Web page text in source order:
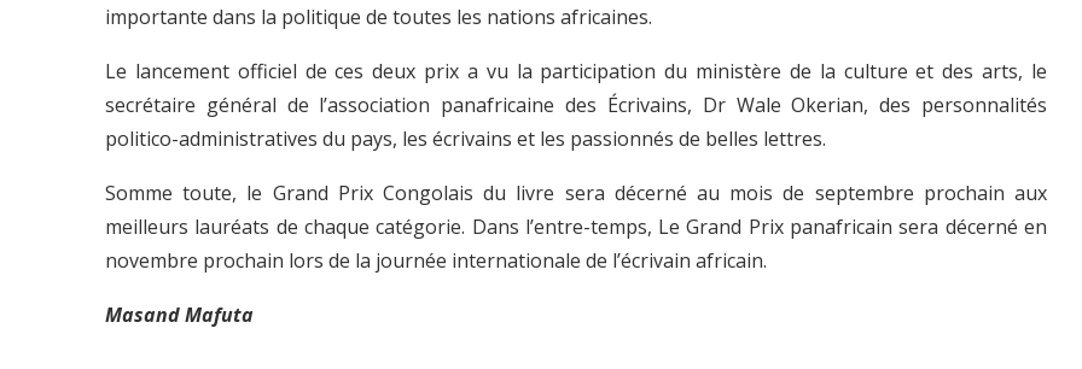
importante dans la politique de toutes les nations africaines.
Le lancement officiel de ces deux prix a vu la participation du ministère de la culture et des arts, le
secrétaire général de l’association panafricaine des Écrivains, Dr Wale Okerian, des personnalités
politico-administratives du pays, les écrivains et les passionnés de belles lettres.
Somme toute, le Grand Prix Congolais du livre sera décerné au mois de septembre prochain aux
meilleurs lauréats de chaque catégorie. Dans l’entre-temps, Le Grand Prix panafricain sera décerné en
novembre prochain lors de la journée internationale de l’écrivain africain.
Masand Mafuta